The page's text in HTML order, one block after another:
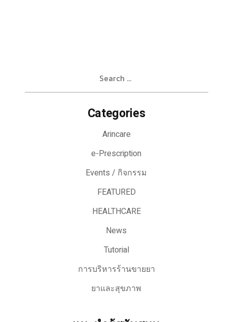
Categories
Arincare
e-Prescription
Events / กิจกรรม
FEATURED
HEALTHCARE
News
Tutorial
การบริหารร้านขายยา
ยาและสุขภาพ